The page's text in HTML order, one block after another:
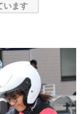
います